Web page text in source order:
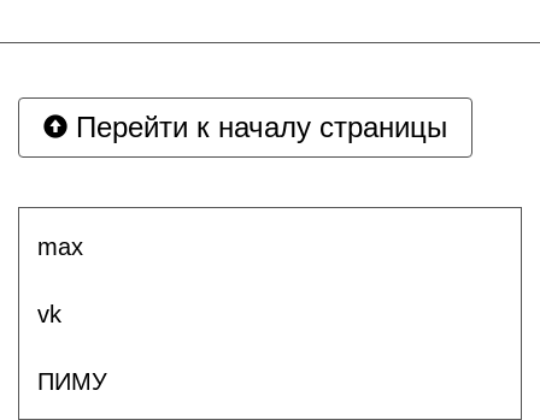
Перейти к началу страницы
max
vk
ПИМУ